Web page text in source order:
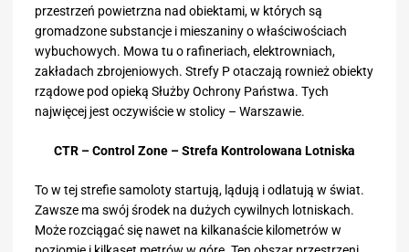
przestrzeń powietrzna nad obiektami, w których są
gromadzone substancje i mieszaniny o właściwościach
wybuchowych. Mowa tu o rafineriach, elektrowniach,
zakładach zbrojeniowych. Strefy P otaczają rownież obiekty
rządowe pod opieką Służby Ochrony Państwa. Tych
najwięcej jest oczywiście w stolicy – Warszawie.
CTR – Control Zone – Strefa Kontrolowana Lotniska
To w tej strefie samoloty startują, lądują i odlatują w świat.
Zawsze ma swój środek na dużych cywilnych lotniskach.
Może rozciągać się nawet na kilkanaście kilometrów w